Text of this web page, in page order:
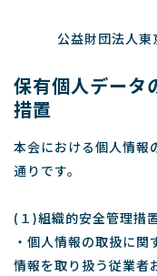
公益財団法人
保有個人データ
措置
本会における個人情報
通りです。
(１)組織的安全管理措
・個人情報の取扱に
情報を取り扱う従業者